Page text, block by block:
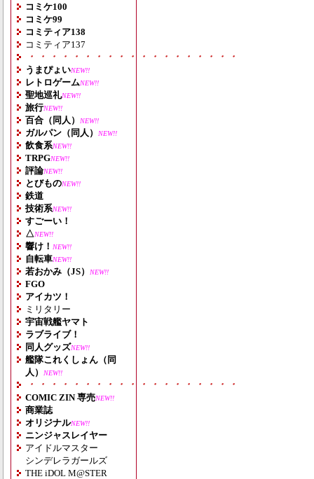
コミケ100
コミケ99
コミティア138
コミティア137
・・・・・・・・・・・・・・・・・・・
うまぴょいNEW!!
レトロゲームNEW!!
聖地巡礼NEW!!
旅行NEW!!
百合（同人） NEW!!
ガルパン（同人） NEW!!
飲食系NEW!!
TRPGNEW!!
評論NEW!!
とびものNEW!!
鉄道
技術系NEW!!
すごーい！
△NEW!!
響け！ NEW!!
自転車NEW!!
若おかみ（JS） NEW!!
FGO
アイカツ！
ミリタリー
宇宙戦艦ヤマト
ラブライブ！
同人グッズNEW!!
艦隊これくしょん（同
人）
NEW!!
・・・・・・・・・・・・・・・・・・・
COMIC ZIN 専売NEW!!
商業誌
オリジナルNEW!!
ニンジャスレイヤー
アイドルマスター
シンデレラガールズ
THE iDOL M@STER